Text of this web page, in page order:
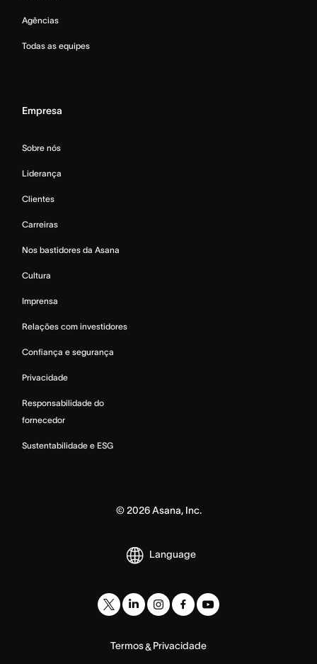
Agências
Todas as equipes
Empresa
Sobre nós
Liderança
Clientes
Carreiras
Nos bastidores da Asana
Cultura
Imprensa
Relações com investidores
Confiança e segurança
Privacidade
Responsabilidade do
fornecedor
Sustentabilidade e ESG
© 2026Asana, Inc.
Language
Termos& Privacidade